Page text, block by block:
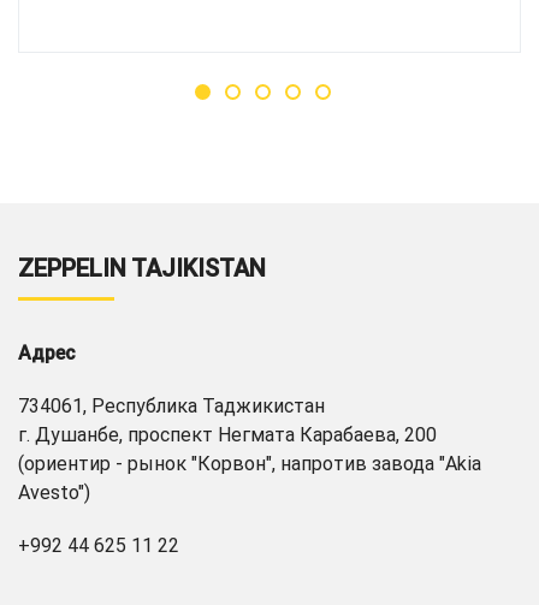
ZEPPELIN TAJIKISTAN
Адрес
734061, Республика Таджикистан
г. Душанбе, проспект Негмата Карабаева, 200
(ориентир - рынок "Корвон", напротив завода "Akia
Avesto")
+992 44 625 11 22